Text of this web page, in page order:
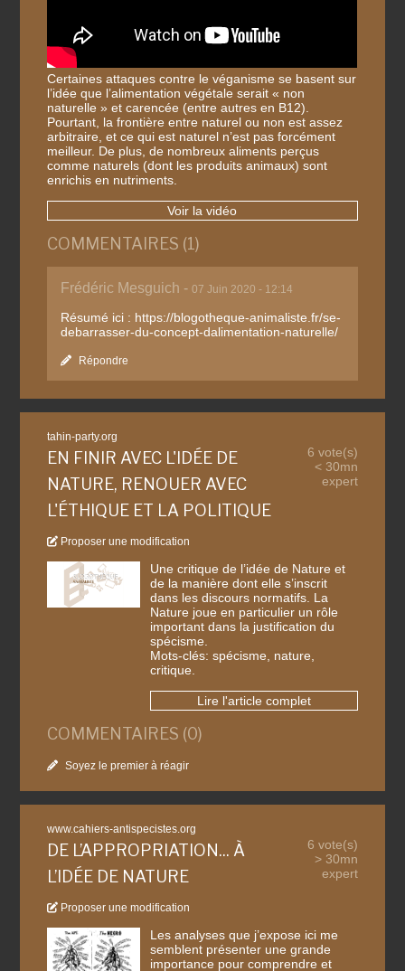
Certaines attaques contre le véganisme se basent sur
l’idée que l’alimentation végétale serait « non
naturelle » et carencée (entre autres en B12).
Pourtant, la frontière entre naturel ou non est assez
arbitraire, et ce qui est naturel n’est pas forcément
meilleur. De plus, de nombreux aliments perçus
comme naturels (dont les produits animaux) sont
enrichis en nutriments.
Voir la vidéo
COMMENTAIRES (1)
Frédéric Mesguich -07 Juin 2020 - 12:14
Résumé ici : https://blogotheque-animaliste.fr/se-
debarrasser-du-concept-dalimentation-naturelle/
Répondre
tahin-party.org
EN FINIR AVEC L'IDÉE DE
NATURE, RENOUER AVEC
L'ÉTHIQUE ET LA POLITIQUE
Proposer une modification
6 vote(s)
< 30mn
expert
Une critique de l’idée de Nature et
de la manière dont elle s’inscrit
dans les discours normatifs. La
Nature joue en particulier un rôle
important dans la justification du
spécisme.
Mots-clés: spécisme, nature,
critique.
Lire l'article complet
COMMENTAIRES (0)
Soyez le premier à réagir
www.cahiers-antispecistes.org
DE L’APPROPRIATION... À
L’IDÉE DE NATURE
Proposer une modification
6 vote(s)
> 30mn
expert
Les analyses que j’expose ici me
semblent présenter une grande
importance pour comprendre et